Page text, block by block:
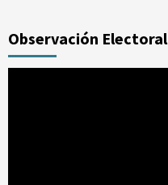
Observación Electoral